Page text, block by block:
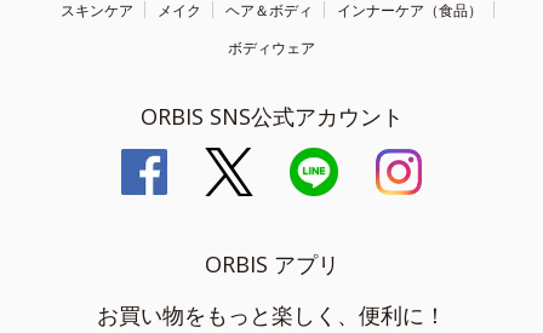
スキンケア メイク ヘア＆ボディ
インナーケア（食品）
ボディウェア
ORBIS SNS公式アカウント
ORBIS アプリ
お買い物をもっと楽しく、便利に！